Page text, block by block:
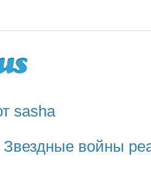
sasha
войны